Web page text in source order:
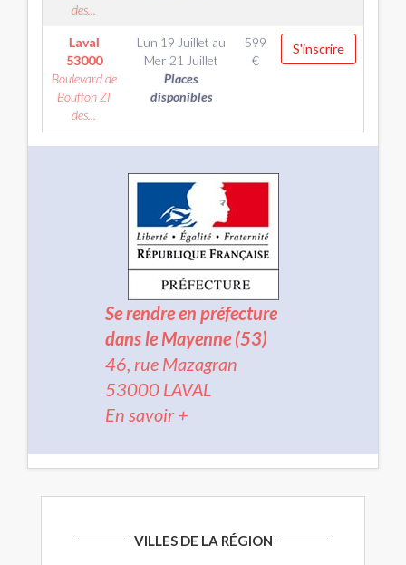
des...
Laval
53000
Boulevard de
Bouffon ZI
des...
Lun 19 Juillet au
Mer 21 Juillet
Places
disponibles
599
€
S'inscrire
Se rendre en préfecture
dans le Mayenne (53)
46, rue Mazagran
53000 LAVAL
En savoir +
VILLES DE LA RÉGION